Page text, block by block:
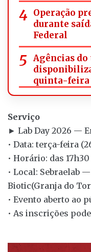
Operação
durante
Federal
Agências
quinta-feira
Serviço
► Lab Day 2026 —
• Data: terça-feira
• Horário: das 17h30
• Local: Sebraelab
Biotic(Granja do
• Evento aberto ao
• As inscrições